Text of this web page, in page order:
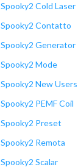
Spooky2 Cold Laser
Spooky2 Contatto
Spooky2 Generator
Spooky2 Mode
Spooky2 New Users
Spooky2 PEMF Coil
Spooky2 Preset
Spooky2 Remota
Spooky2 Scalar